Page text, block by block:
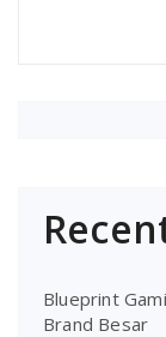
Blueprint
Brand Besar